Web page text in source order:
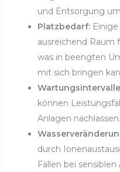
und Entsorgung
Platzbedarf:Einige
ausreichend Raum
was in beengten
mit sich bringen
können
Anlagen nachlassen.
durch
Fällen bei